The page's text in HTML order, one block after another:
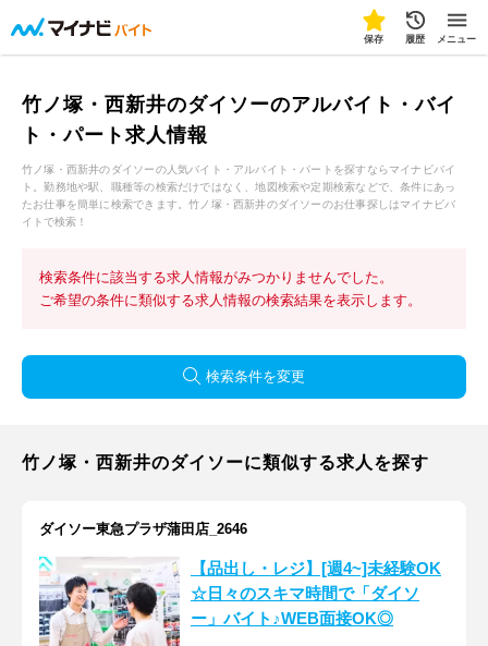
保存 履歴 メニュー
竹ノ塚・西新井のダイソーのアルバイト・バイ
ト・パート求人情報
竹ノ塚・西新井のダイソーの人気バイト・アルバイト・パートを探すならマイナビバイ
ト。勤務地や駅、職種等の検索だけではなく、地図検索や定期検索などで、条件にあっ
たお仕事を簡単に検索できます。竹ノ塚・西新井のダイソーのお仕事探しはマイナビバ
イトで検索！
検索条件に該当する求人情報がみつかりませんでした。
ご希望の条件に類似する求人情報の検索結果を表示します。
検索条件を変更
竹ノ塚・西新井のダイソーに類似する求人を探す
ダイソー東急プラザ蒲田店_2646
【品出し・レジ】[週4~]未経験OK
☆日々のスキマ時間で「ダイソ
ー」バイト♪WEB面接OK◎